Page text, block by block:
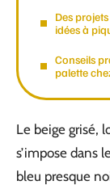
Des
idées à
Conseils
palette
Le beige grisé,
s’impose dans
bleu presque